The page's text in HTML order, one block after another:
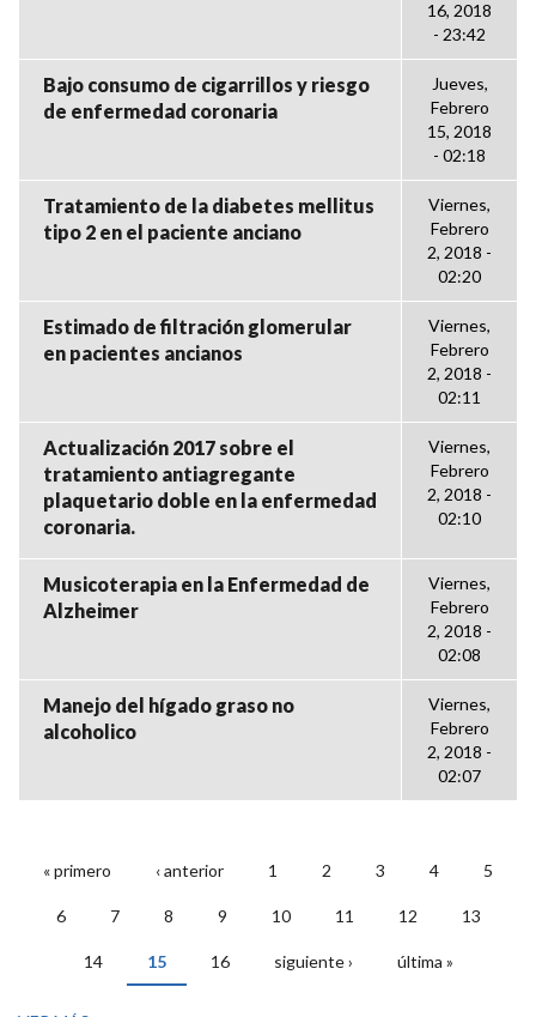
16, 2018
- 23:42
Bajo consumo de cigarrillos y riesgo
de enfermedad coronaria
Jueves,
Febrero
15, 2018
- 02:18
Tratamiento de la diabetes mellitus
tipo 2 en el paciente anciano
Viernes,
Febrero
2, 2018 -
02:20
Estimado de filtración glomerular
en pacientes ancianos
Viernes,
Febrero
2, 2018 -
02:11
Actualización 2017 sobre el
tratamiento antiagregante
plaquetario doble en la enfermedad
coronaria.
Viernes,
Febrero
2, 2018 -
02:10
Musicoterapia en la Enfermedad de
Alzheimer
Viernes,
Febrero
2, 2018 -
02:08
Manejo del hígado graso no
alcoholico
Viernes,
Febrero
2, 2018 -
02:07
PÁGINAS
« primero ‹ anterior 1 2 3 4 5
6 7 8 9 10 11 12 13
14 15 16 siguiente › última »